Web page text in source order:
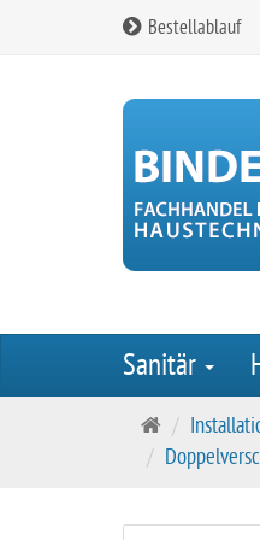
Bestellablauf
Sanitär
S
r